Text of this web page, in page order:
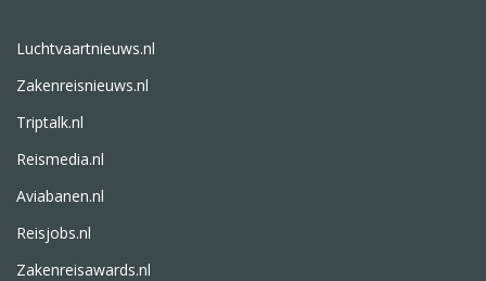
Luchtvaartnieuws.nl
Zakenreisnieuws.nl
Triptalk.nl
Reismedia.nl
Aviabanen.nl
Reisjobs.nl
Zakenreisawards.nl